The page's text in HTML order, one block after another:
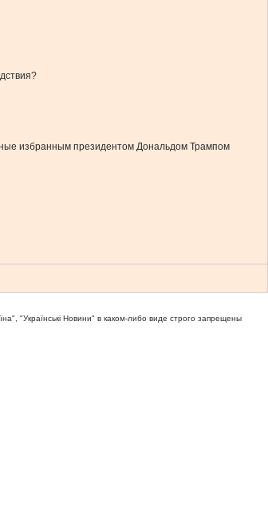
избранным президентом Дональдом Трампом
"Українськi Новини" в каком-либо виде строго запрещены